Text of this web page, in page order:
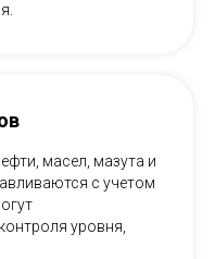
масел, мазута и
с учетом
уровня,